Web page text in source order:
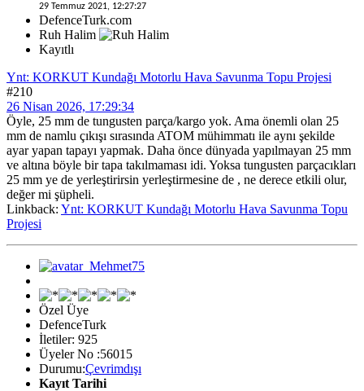
29 Temmuz 2021, 12:27:27
DefenceTurk.com
Ruh Halim
Kayıtlı
Ynt: KORKUT Kundağı Motorlu Hava Savunma Topu Projesi
#210
26 Nisan 2026, 17:29:34
Öyle, 25 mm de tungusten parça/kargo yok. Ama önemli olan 25
mm de namlu çıkışı sırasında ATOM mühimmatı ile aynı şekilde
ayar yapan tapayı yapmak. Daha önce dünyada yapılmayan 25 mm
ve altına böyle bir tapa takılmaması idi. Yoksa tungusten parçacıkları
25 mm ye de yerleştirirsin yerleştirmesine de , ne derece etkili olur,
değer mi şüpheli.
Linkback: Ynt: KORKUT Kundağı Motorlu Hava Savunma Topu
Projesi
Özel Üye
DefenceTurk
İletiler: 925
Üyeler No :56015
Durumu:Çevrimdışı
Kayıt Tarihi